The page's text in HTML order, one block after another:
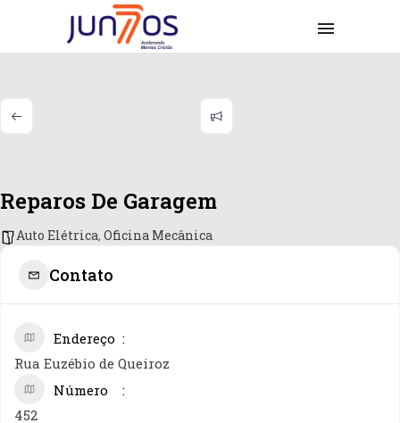
Reparos De Garagem
Auto Elétrica, Oficina Mecânica
Contato
Endereço
Rua Euzébio de Queiroz
Número
452